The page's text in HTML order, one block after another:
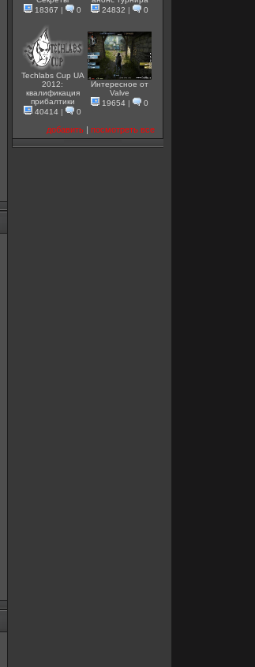
18367 | 0
24832 | 0
Techlabs Cup UA
2012:
квалификация
прибалтики
40414 | 0
Интересное от
Valve
19654 | 0
добавить | посмотреть все